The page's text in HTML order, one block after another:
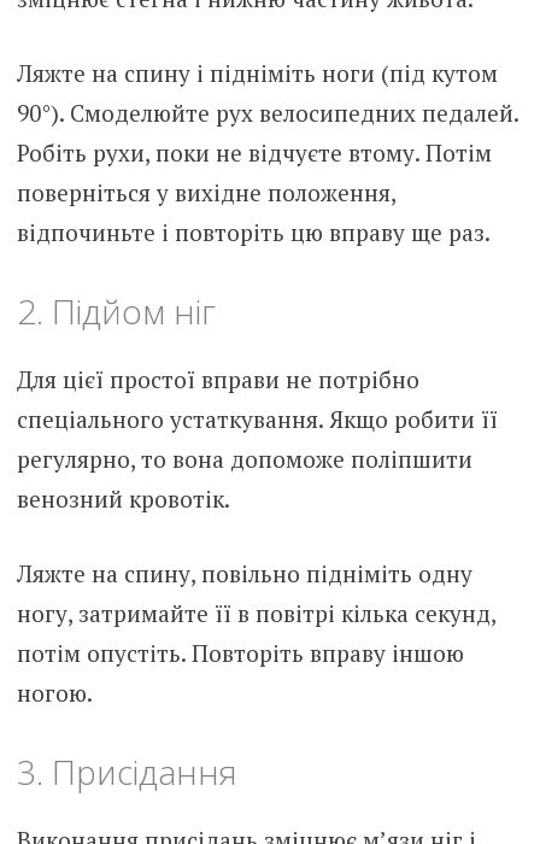
Ляжте на спину і підніміть ноги (під кутом
90°). Смоделюйте рух велосипедних педалей.
Робіть рухи, поки не відчуєте втому. Потім
поверніться у вихідне положення,
відпочиньте і повторіть цю вправу ще раз.
2. Підйом ніг
Для цієї простої вправи не потрібно
спеціального устаткування. Якщо робити її
регулярно, то вона допоможе поліпшити
венозний кровотік.
Ляжте на спину, повільно підніміть одну
ногу, затримайте її в повітрі кілька секунд,
потім опустіть. Повторіть вправу іншою
ногою.
3. Присідання